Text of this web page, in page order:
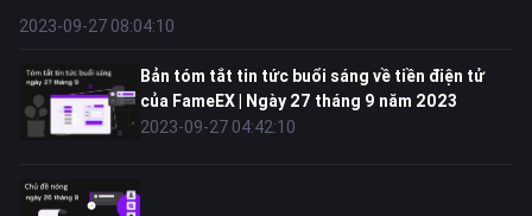
2023-09-27 08:04:10
Bản tóm tắt tin tức buổi sáng về tiền điện tử
của FameEX | Ngày 27 tháng 9 năm 2023
2023-09-27 04:42:10